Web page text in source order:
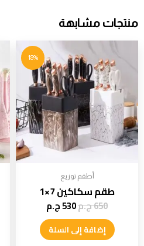
منتجات مشابهة
18%
أطقم توزيع
طقم سكاكين 7×1
650ج.م530ج.م
إضافة إلى السلة